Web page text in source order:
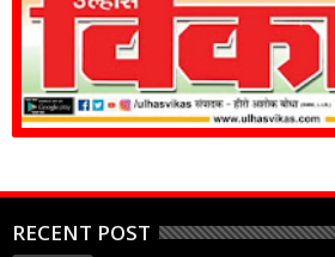
RECENT POST